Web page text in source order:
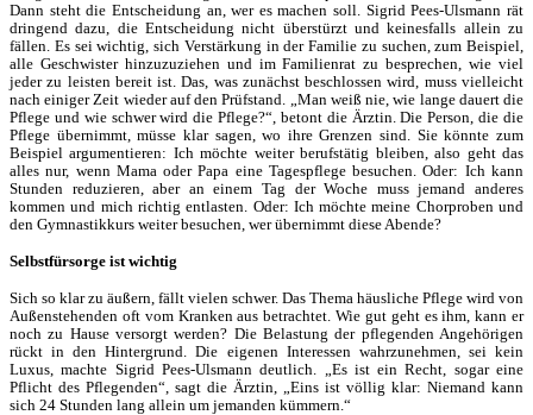
Dann steht die Entscheidung an, wer es machen soll. Sigrid Pees-Ulsmann rät
dringend dazu, die Entscheidung nicht überstürzt und keinesfalls allein zu
fällen. Es sei wichtig, sich Verstärkung in der Familie zu suchen, zum Beispiel,
alle Geschwister hinzuzuziehen und im Familienrat zu besprechen, wie viel
jeder zu leisten bereit ist. Das, was zunächst beschlossen wird, muss vielleicht
nach einiger Zeit wieder auf den Prüfstand. „Man weiß nie, wie lange dauert die
Pflege und wie schwer wird die Pflege?“, betont die Ärztin. Die Person, die die
Pflege übernimmt, müsse klar sagen, wo ihre Grenzen sind. Sie könnte zum
Beispiel argumentieren: Ich möchte weiter berufstätig bleiben, also geht das
alles nur, wenn Mama oder Papa eine Tagespflege besuchen. Oder: Ich kann
Stunden reduzieren, aber an einem Tag der Woche muss jemand anderes
kommen und mich richtig entlasten. Oder: Ich möchte meine Chorproben und
den Gymnastikkurs weiter besuchen, wer übernimmt diese Abende?
Selbstfürsorge ist wichtig
Sich so klar zu äußern, fällt vielen schwer. Das Thema häusliche Pflege wird von
Außenstehenden oft vom Kranken aus betrachtet. Wie gut geht es ihm, kann er
noch zu Hause versorgt werden? Die Belastung der pflegenden Angehörigen
rückt in den Hintergrund. Die eigenen Interessen wahrzunehmen, sei kein
Luxus, machte Sigrid Pees-Ulsmann deutlich. „Es ist ein Recht, sogar eine
Pflicht des Pflegenden“, sagt die Ärztin, „Eins ist völlig klar: Niemand kann
sich 24 Stunden lang allein um jemanden kümmern.“